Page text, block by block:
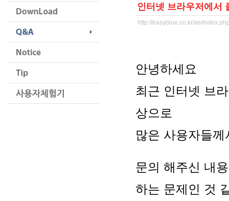
인터넷 브라우저에서
http://easyblue.co.kr/xe/
안녕하세요
최근 인터넷 브
상으로
많은 사용자들
문의 해주신 내
하는 문제인 것